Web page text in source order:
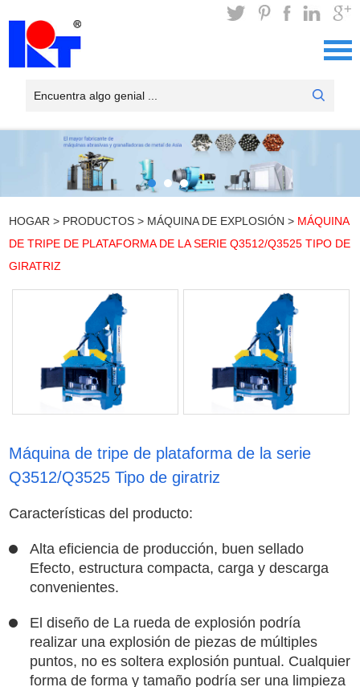
HOGAR > PRODUCTOS > MÁQUINA DE EXPLOSIÓN > MÁQUINA
DE TRIPE DE PLATAFORMA DE LA SERIE Q3512/Q3525 TIPO DE
GIRATRIZ
Máquina de tripe de plataforma de la serie
Q3512/Q3525 Tipo de giratriz
Características del producto:
Alta eficiencia de producción, buen sellado
Efecto, estructura compacta, carga y descarga
convenientes.
El diseño de La rueda de explosión podría
realizar una explosión de piezas de múltiples
puntos, no es soltera explosión puntual. Cualquier
forma de forma y tamaño podría ser una limpieza